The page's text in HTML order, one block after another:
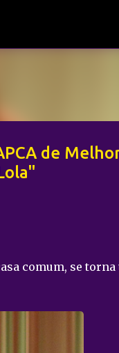
de
comum, se torna